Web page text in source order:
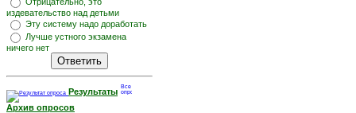
издевательство над детьми
Эту систему надо доработать
Лучше устного экзамена
ничего нет
Результаты
Архив опросов